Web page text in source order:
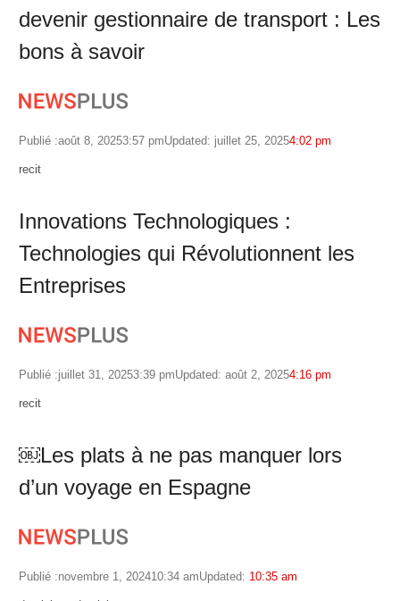
devenir gestionnaire de transport : Les
bons à savoir
Publié :août 8, 20253:57 pmUpdated: juillet 25, 20254:02 pm
Author
recit
Innovations Technologiques :
Technologies qui Révolutionnent les
Entreprises
Publié :juillet 31, 20253:39 pmUpdated: août 2, 20254:16 pm
Author
recit
￼Les plats à ne pas manquer lors
d’un voyage en Espagne
Publié :novembre 1, 202410:34 amUpdated: 10:35 am